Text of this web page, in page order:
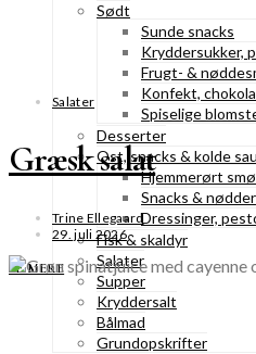
Sødt
Sunde snacks
Kryddersukker,
Frugt- &
Konfekt,
Spiselige
Desserter
Ost, snacks & kolde
Hjemmerørt
Snacks & nødder
Dressinger,
Fisk & skaldyr
Salater
Supper
Kryddersalt
Bålmad
Grundopskrifter
Salater
Græsk salat
Trine Ellegaard
29. juli 2026
SE MERE